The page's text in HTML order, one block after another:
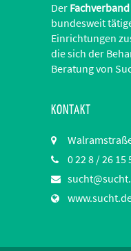
Der
bundesweit
Einrichtungen
die sich der
Beratung von
KONTAKT
0 22 8 / 26 15